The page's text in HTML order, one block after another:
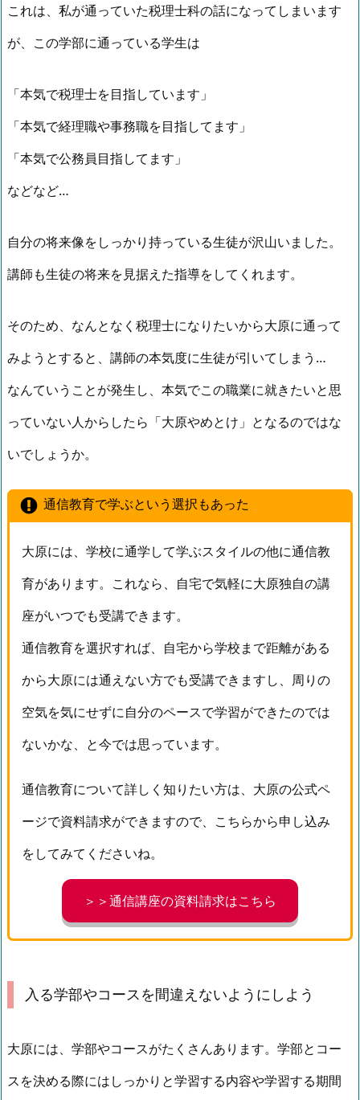
これは、私が通っていた税理士科の話になってしまいます
が、この学部に通っている学生は
「本気で税理士を目指しています」
「本気で経理職や事務職を目指してます」
「本気で公務員目指してます」
などなど…
自分の将来像をしっかり持っている生徒が沢山いました。
講師も生徒の将来を見据えた指導をしてくれます。
そのため、なんとなく税理士になりたいから大原に通って
みようとすると、講師の本気度に生徒が引いてしまう…
なんていうことが発生し、本気でこの職業に就きたいと思
っていない人からしたら「大原やめとけ」となるのではな
いでしょうか。
通信教育で学ぶという選択もあった
大原には、学校に通学して学ぶスタイルの他に通信教
育があります。これなら、自宅で気軽に大原独自の講
座がいつでも受講できます。
通信教育を選択すれば、自宅から学校まで距離がある
から大原には通えない方でも受講できますし、周りの
空気を気にせずに自分のペースで学習ができたのでは
ないかな、と今では思っています。
通信教育について詳しく知りたい方は、大原の公式ペ
ージで資料請求ができますので、こちらから申し込み
をしてみてくださいね。
＞＞通信講座の資料請求はこちら
入る学部やコースを間違えないようにしよう
大原には、学部やコースがたくさんあります。学部とコー
スを決める際にはしっかりと学習する内容や学習する期間